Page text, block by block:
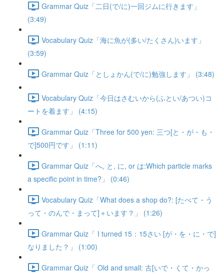
Grammar Quiz「二日(で/に)一回ジムに行きます」
(3:49)
Vocabulary Quiz「海に魚が(多い/たくさん)います」
(3:59)
Grammar Quiz「としょかん(で/に)勉強します」 (3:48)
Vocabulary Quiz「今日はさむいから(ふとい/あつい)コ
ートを着ます」 (4:15)
Grammar Quiz「Three for 500 yen: 三つ[と・が・も・
で]500円です」 (1:11)
Grammar Quiz「へ, と, に, or は:Which particle marks
a specific point in time?」 (0:46)
Vocabulary Quiz「What does a shop do?: [たべて・う
って・のんで・まって]＋います？」 (1:26)
Grammar Quiz「 I turned 15：15さい [が・を・に・で]
なりました？」 (1:00)
Grammar Quiz「 Old and small: 古[いで・くて・かっ